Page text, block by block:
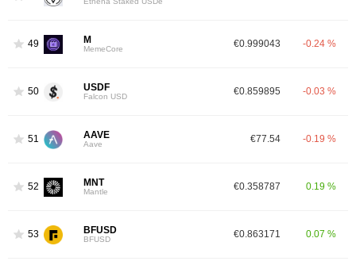
49 M
MemeCore €0.999043 -0.24 %
50 USDF
Falcon USD €0.859895 -0.03 %
51 AAVE
Aave €77.54 -0.19 %
52 MNT
Mantle €0.358787 0.19 %
53 BFUSD
BFUSD €0.863171 0.07 %